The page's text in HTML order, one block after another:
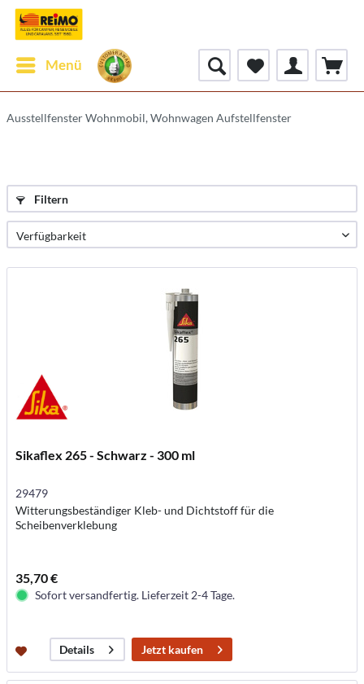
Menü
Ausstellfenster Wohnmobil, Wohnwagen Aufstellfenster
Filtern
Sikaflex 265 - Schwarz - 300 ml
29479
Witterungsbeständiger Kleb- und Dichtstoff für die
Scheibenverklebung
35,70 €
Sofort versandfertig. Lieferzeit 2-4 Tage.
Details Jetzt kaufen